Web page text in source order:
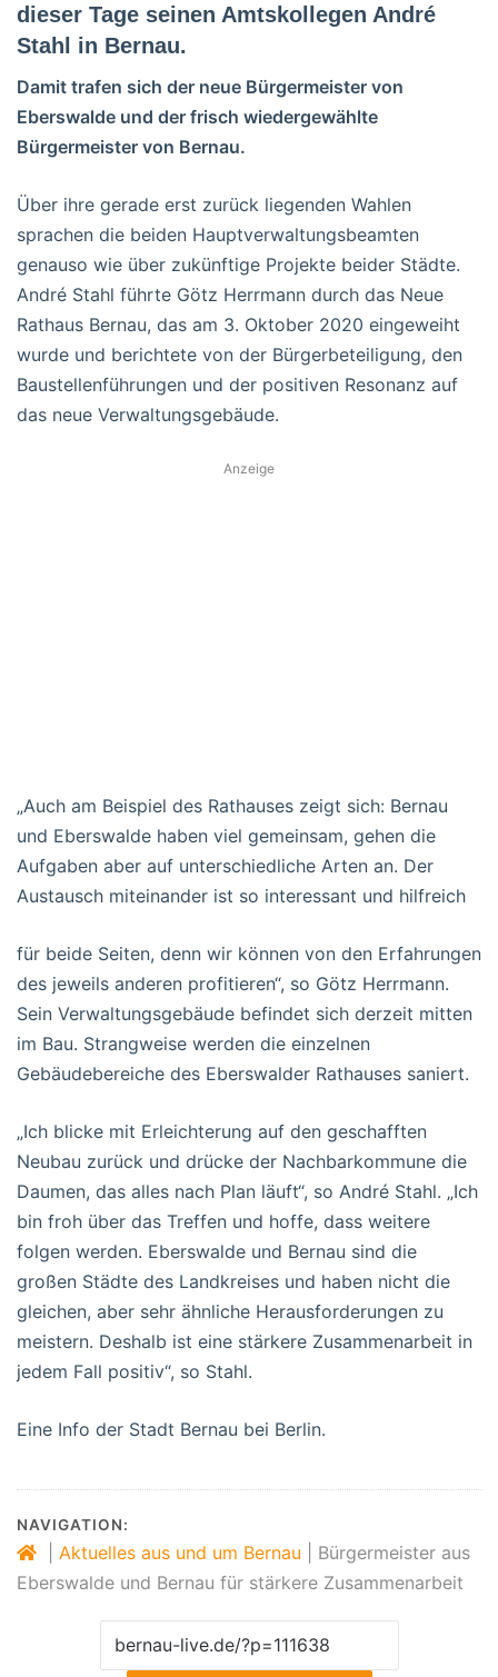
dieser Tage seinen Amtskollegen André
Stahl in Bernau.
Damit trafen sich der neue Bürgermeister von
Eberswalde und der frisch wiedergewählte
Bürgermeister von Bernau.
Über ihre gerade erst zurück liegenden Wahlen
sprachen die beiden Hauptverwaltungsbeamten
genauso wie über zukünftige Projekte beider Städte.
André Stahl führte Götz Herrmann durch das Neue
Rathaus Bernau, das am 3. Oktober 2020 eingeweiht
wurde und berichtete von der Bürgerbeteiligung, den
Baustellenführungen und der positiven Resonanz auf
das neue Verwaltungsgebäude.
Anzeige
„Auch am Beispiel des Rathauses zeigt sich: Bernau
und Eberswalde haben viel gemeinsam, gehen die
Aufgaben aber auf unterschiedliche Arten an. Der
Austausch miteinander ist so interessant und hilfreich
für beide Seiten, denn wir können von den Erfahrungen
des jeweils anderen profitieren“, so Götz Herrmann.
Sein Verwaltungsgebäude befindet sich derzeit mitten
im Bau. Strangweise werden die einzelnen
Gebäudebereiche des Eberswalder Rathauses saniert.
„Ich blicke mit Erleichterung auf den geschafften
Neubau zurück und drücke der Nachbarkommune die
Daumen, das alles nach Plan läuft“, so André Stahl. „Ich
bin froh über das Treffen und hoffe, dass weitere
folgen werden. Eberswalde und Bernau sind die
großen Städte des Landkreises und haben nicht die
gleichen, aber sehr ähnliche Herausforderungen zu
meistern. Deshalb ist eine stärkere Zusammenarbeit in
jedem Fall positiv“, so Stahl.
Eine Info der Stadt Bernau bei Berlin.
NAVIGATION:
Aktuelles aus und um Bernau
Bürgermeister aus
Eberswalde und Bernau für stärkere Zusammenarbeit